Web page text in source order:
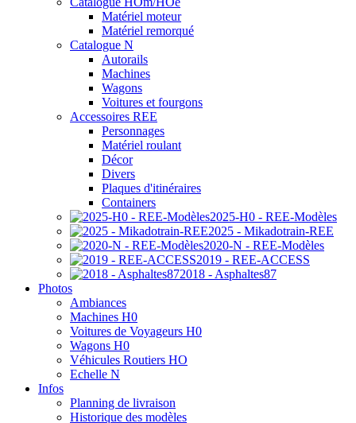
Matériel moteur
Matériel remorqué
Catalogue N
Autorails
Machines
Wagons
Voitures et fourgons
Accessoires REE
Personnages
Matériel roulant
Décor
Divers
Plaques d'itinéraires
Containers
2025-H0 - REE-Modèles
2025 - Mikadotrain-REE
2020-N - REE-Modèles
2019 - REE-ACCESS
2018 - Asphaltes87
Photos
Ambiances
Machines H0
Voitures de Voyageurs H0
Wagons H0
Véhicules Routiers HO
Echelle N
Infos
Planning de livraison
Historique des modèles